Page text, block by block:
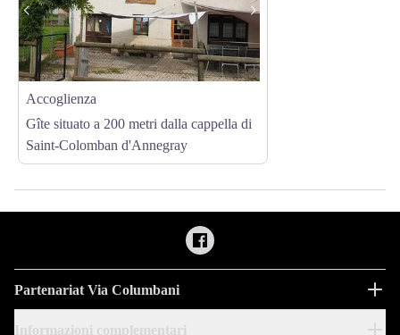
Accoglienza
Gîte situato a 200 metri dalla cappella di
Saint-Colomban d'Annegray
Partenariat Via Columbani
Informazioni complementari